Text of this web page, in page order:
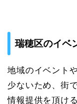
瑞穂区のイベ
地域のイベント
少ないため、街
情報提供を頂け